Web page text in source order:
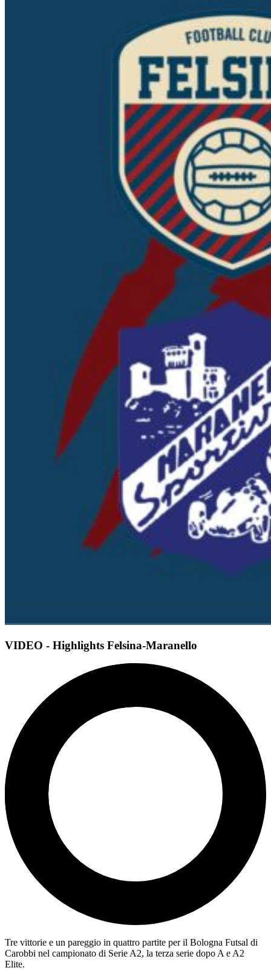
VIDEO - Highlights Felsina-Maranello
Tre vittorie e un pareggio in quattro partite per il Bologna Futsal di
Carobbi nel campionato di Serie A2, la terza serie dopo A e A2
Elite.